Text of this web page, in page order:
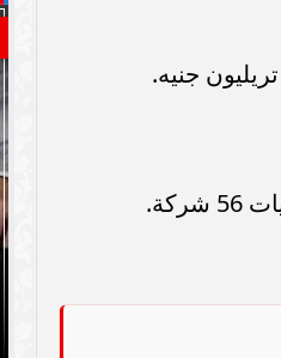
متانة السيولة ويعزز